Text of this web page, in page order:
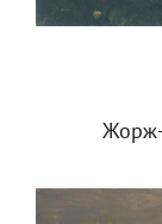
Жорж-